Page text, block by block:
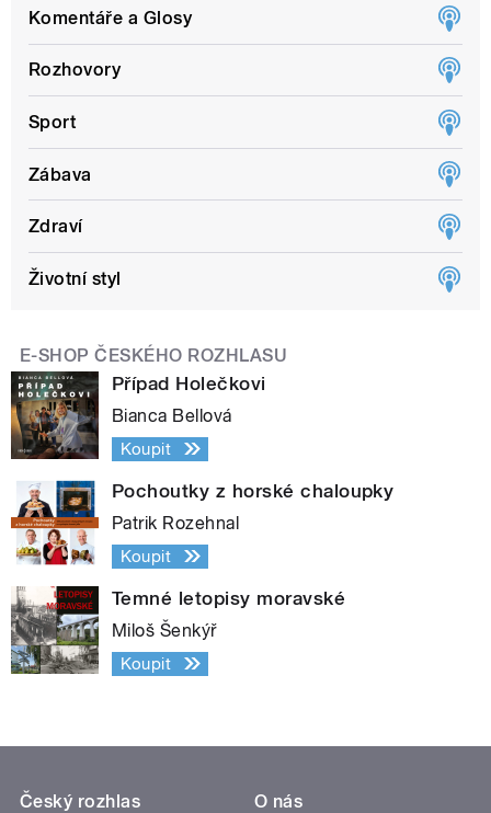
Komentáře a Glosy
Rozhovory
Sport
Zábava
Zdraví
Životní styl
E-SHOP ČESKÉHO ROZHLASU
Případ Holečkovi
Bianca Bellová
Koupit
Pochoutky z horské chaloupky
Patrik Rozehnal
Koupit
Temné letopisy moravské
Miloš Šenkýř
Koupit
Český rozhlas
O nás